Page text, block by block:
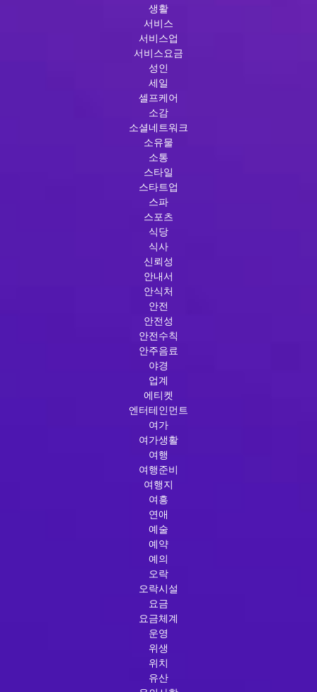
생활
서비스
서비스업
서비스요금
성인
세일
셀프케어
소감
소셜네트워크
소유물
소통
스타일
스타트업
스파
스포츠
식당
식사
신뢰성
안내서
안식처
안전
안전성
안전수칙
안주음료
야경
업계
에티켓
엔터테인먼트
여가
여가생활
여행
여행준비
여행지
여흥
연애
예술
예약
예의
오락
오락시설
요금
요금체계
운영
위생
위치
유산